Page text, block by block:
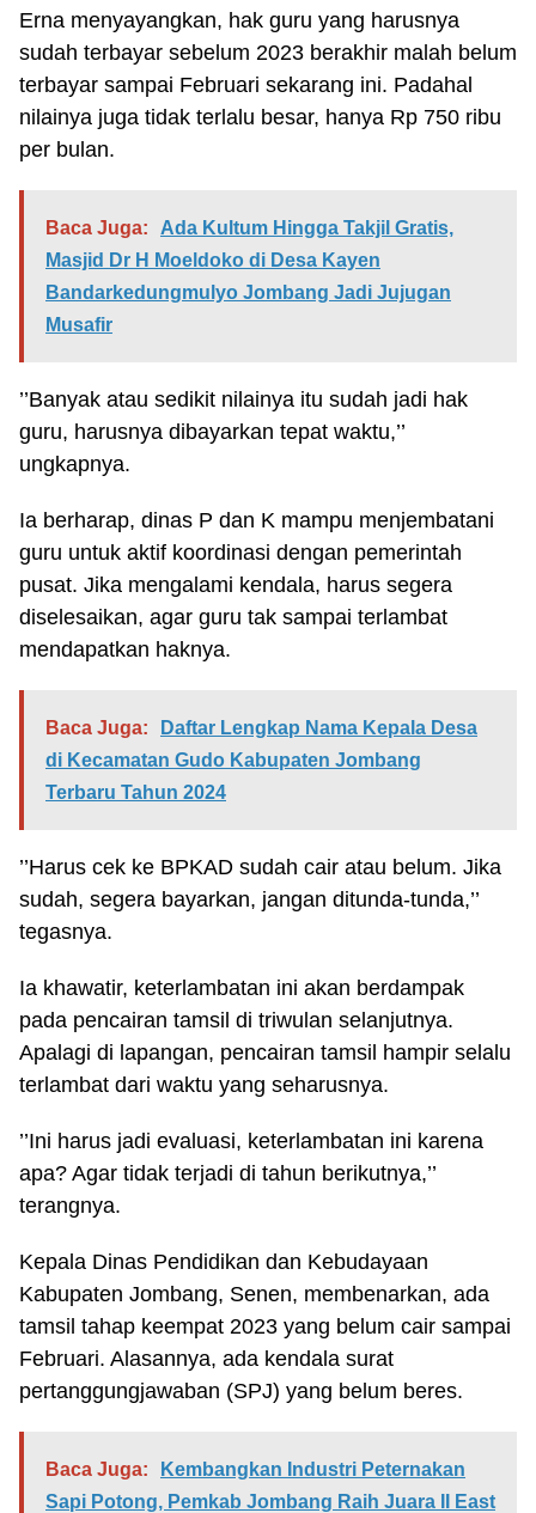
Erna menyayangkan, hak guru yang harusnya
sudah terbayar sebelum 2023 berakhir malah belum
terbayar sampai Februari sekarang ini. Padahal
nilainya juga tidak terlalu besar, hanya Rp 750 ribu
per bulan.
Baca Juga:
Ada Kultum Hingga Takjil Gratis,
Masjid Dr H Moeldoko di Desa Kayen
Bandarkedungmulyo Jombang Jadi Jujugan
Musafir
’’Banyak atau sedikit nilainya itu sudah jadi hak
guru, harusnya dibayarkan tepat waktu,’’
ungkapnya.
Ia berharap, dinas P dan K mampu menjembatani
guru untuk aktif koordinasi dengan pemerintah
pusat. Jika mengalami kendala, harus segera
diselesaikan, agar guru tak sampai terlambat
mendapatkan haknya.
Baca Juga:
Daftar Lengkap Nama Kepala Desa
di Kecamatan Gudo Kabupaten Jombang
Terbaru Tahun 2024
’’Harus cek ke BPKAD sudah cair atau belum. Jika
sudah, segera bayarkan, jangan ditunda-tunda,’’
tegasnya.
Ia khawatir, keterlambatan ini akan berdampak
pada pencairan tamsil di triwulan selanjutnya.
Apalagi di lapangan, pencairan tamsil hampir selalu
terlambat dari waktu yang seharusnya.
’’Ini harus jadi evaluasi, keterlambatan ini karena
apa? Agar tidak terjadi di tahun berikutnya,’’
terangnya.
Kepala Dinas Pendidikan dan Kebudayaan
Kabupaten Jombang, Senen, membenarkan, ada
tamsil tahap keempat 2023 yang belum cair sampai
Februari. Alasannya, ada kendala surat
pertanggungjawaban (SPJ) yang belum beres.
Baca Juga:
Kembangkan Industri Peternakan
Sapi Potong, Pemkab Jombang Raih Juara II East